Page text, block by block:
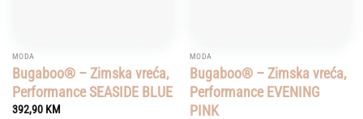
MODA
Bugaboo® – Zimska vreća,
Performance SEASIDE BLUE
392,90 KM
MODA
Bugaboo® – Zimska vreća,
Performance EVENING
PINK